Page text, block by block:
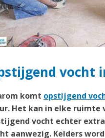
vocht
komt opstijgend
Het kan in elke ruimte
vocht echter
aanwezig. Kelders